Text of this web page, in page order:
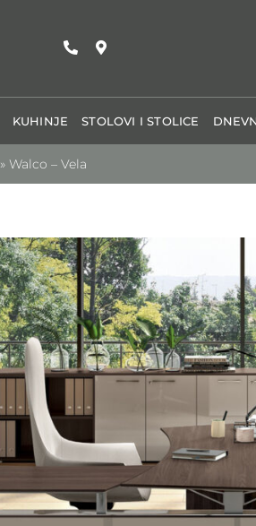
KUHINJE STOLOVI I STOLICE
» Walco – Vela